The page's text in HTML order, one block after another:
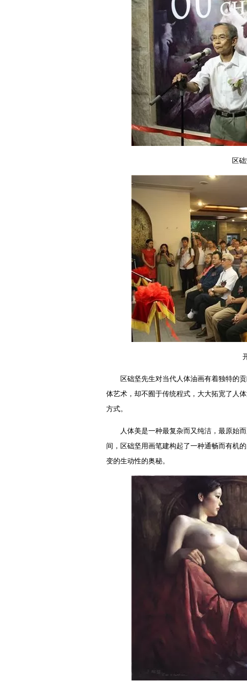
区
区础坚先生对当代人体油画有着独特的贡
体艺术，却不囿于传统程式，大大拓宽了人
方式。
人体美是一种最复杂而又纯洁，最原始而
间，区础坚用画笔建构起了一种通畅而有机
变的生动性的奥秘。